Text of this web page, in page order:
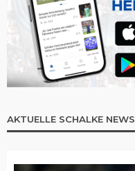
AKTUELLE SCHALKE NEWS